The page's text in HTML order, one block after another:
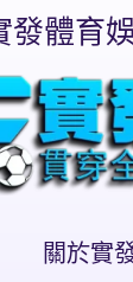
發體育
關於實